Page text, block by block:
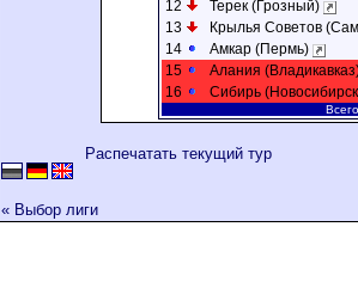
12
Терек (Грозный)
13
Крылья Советов
14
Амкар (Пермь)
15
Алания
16
Сибирь
Распечатать текущий тур
« Выбор лиги